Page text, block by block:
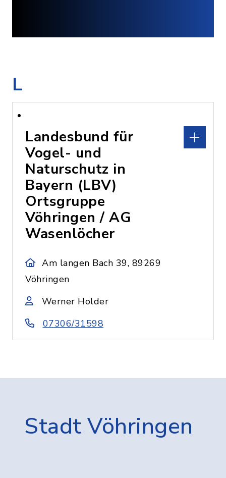
L
Landesbund für
Vogel- und
Naturschutz in
Bayern (LBV)
Ortsgruppe
Vöhringen / AG
Wasenlöcher
Am langen Bach 39, 89269
Vöhringen
Werner Holder
07306/31598
Stadt Vöhringen